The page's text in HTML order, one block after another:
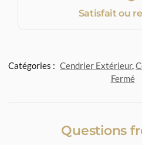
Satisfait ou
Catégories : Cendrier Extérieur,
Fermé
Questions